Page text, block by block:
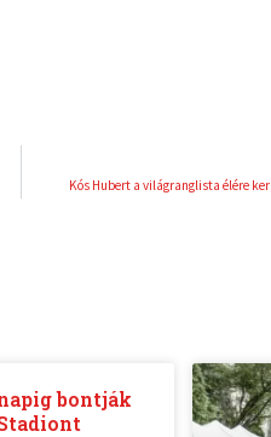
Kós Hubert a világranglista élére
bontják